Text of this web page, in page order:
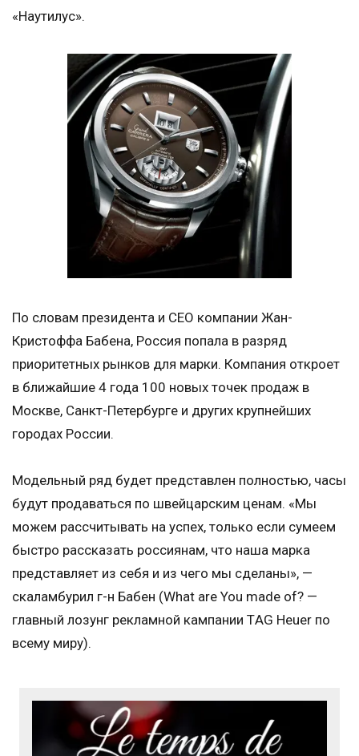
«Наутилус».
По словам президента и СЕО компании Жан-
Кристоффа Бабена, Россия попала в разряд
приоритетных рынков для марки. Компания откроет
в ближайшие 4 года 100 новых точек продаж в
Москве, Санкт-Петербурге и других крупнейших
городах России.
Модельный ряд будет представлен полностью, часы
будут продаваться по швейцарским ценам. «Мы
можем рассчитывать на успех, только если сумеем
быстро рассказать россиянам, что наша марка
представляет из себя и из чего мы сделаны», —
скаламбурил г-н Бабен (What are You made of? —
главный лозунг рекламной кампании ТAG Нeuer по
всему миру).